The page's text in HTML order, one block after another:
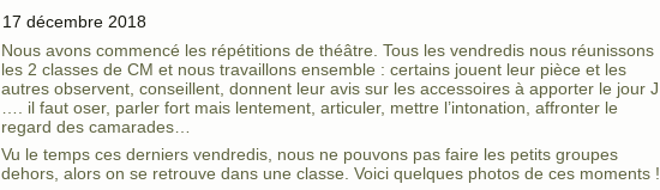
17 décembre 2018
Nous avons commencé les répétitions de théâtre. Tous les vendredis nous réunissons
les 2 classes de CM et nous travaillons ensemble : certains jouent leur pièce et les
autres observent, conseillent, donnent leur avis sur les accessoires à apporter le jour J
…. il faut oser, parler fort mais lentement, articuler, mettre l’intonation, affronter le
regard des camarades…
Vu le temps ces derniers vendredis, nous ne pouvons pas faire les petits groupes
dehors, alors on se retrouve dans une classe. Voici quelques photos de ces moments !